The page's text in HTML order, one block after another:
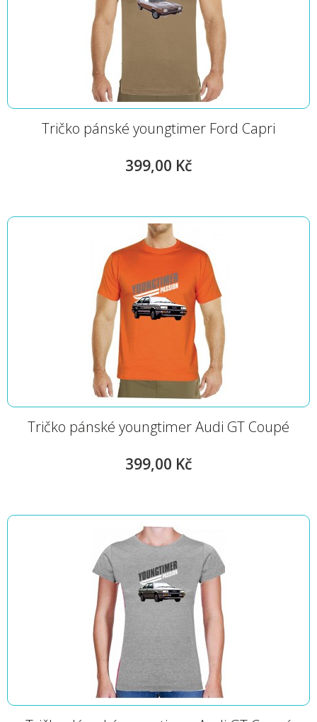
Tričko pánské youngtimer Ford Capri
399,00 Kč
Tričko pánské youngtimer Audi GT Coupé
399,00 Kč